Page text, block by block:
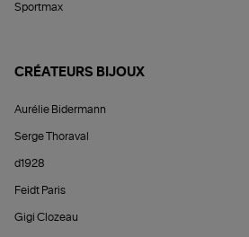
Sportmax
CRÉATEURS BIJOUX
Aurélie Bidermann
Serge Thoraval
d1928
Feidt Paris
Gigi Clozeau